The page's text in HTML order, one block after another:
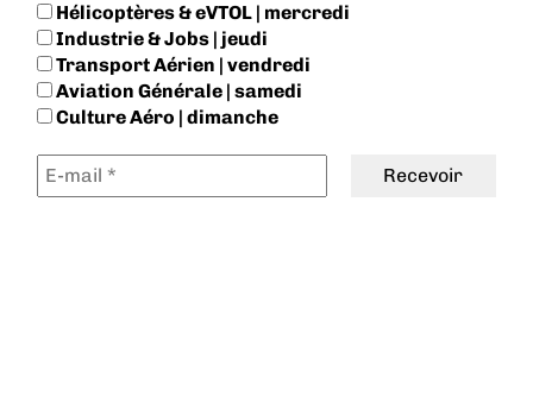
Hélicoptères & eVTOL | mercredi
Industrie & Jobs | jeudi
Transport Aérien | vendredi
Aviation Générale | samedi
Culture Aéro | dimanche